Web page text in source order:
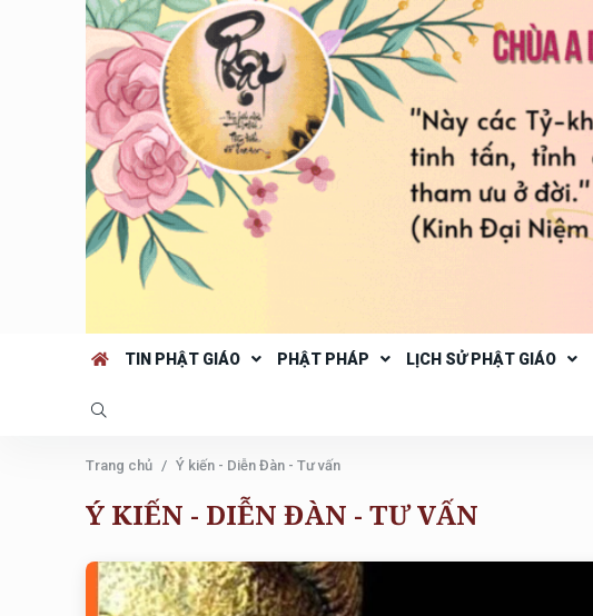
TIN PHẬT GIÁO PHẬT PHÁP LỊCH SỬ PHẬT GIÁO
Trang chủ Ý kiến - Diễn Đàn - Tư vấn
Ý KIẾN - DIỄN ĐÀN - TƯ VẤN